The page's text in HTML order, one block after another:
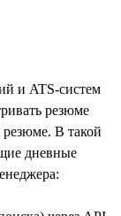
и ATS-систем
резюме
резюме. В такой
дневные